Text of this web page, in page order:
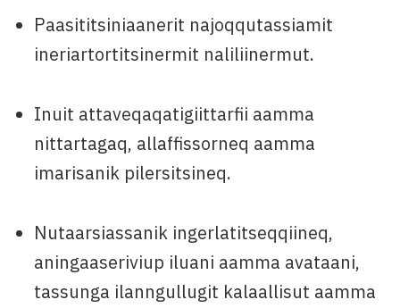
Paasititsiniaanerit najoqqutassiamit
ineriartortitsinermit naliliinermut.
Inuit attaveqaqatigiittarfii aamma
nittartagaq, allaffissorneq aamma
imarisanik pilersitsineq.
Nutaarsiassanik ingerlatitseqqiineq,
aningaaseriviup iluani aamma avataani,
tassunga ilanngullugit kalaallisut aamma